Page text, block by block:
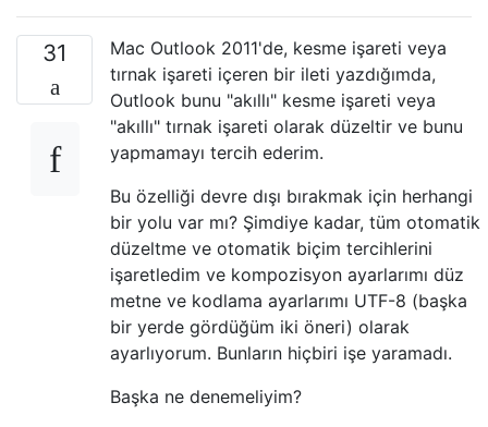
31
Mac Outlook 2011'de, kesme işareti veya
tırnak işareti içeren bir ileti yazdığımda,
Outlook bunu "akıllı" kesme işareti veya
"akıllı" tırnak işareti olarak düzeltir ve bunu
yapmamayı tercih ederim.
Bu özelliği devre dışı bırakmak için herhangi
bir yolu var mı? Şimdiye kadar, tüm otomatik
düzeltme ve otomatik biçim tercihlerini
işaretledim ve kompozisyon ayarlarımı düz
metne ve kodlama ayarlarımı UTF-8 (başka
bir yerde gördüğüm iki öneri) olarak
ayarlıyorum. Bunların hiçbiri işe yaramadı.
Başka ne denemeliyim?